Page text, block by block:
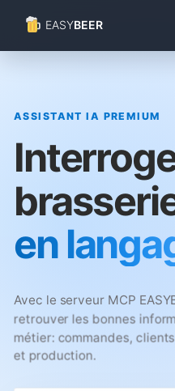
EASYBEER
ASSISTANT IA PREMIUM
en
Avec le serveur MCP
retrouver les bonnes
métier: commandes,
et production.